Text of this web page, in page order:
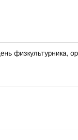
физкультурника,